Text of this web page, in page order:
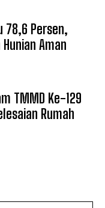
78,6 Persen,
Aman
TMMD Ke-129
Rumah